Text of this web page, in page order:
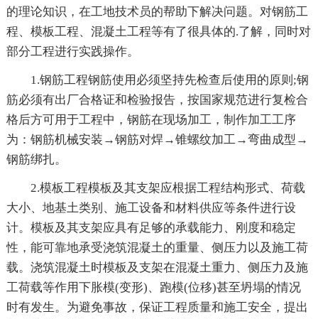
的理论知识，在工地技术员的帮助下解决问题。对钢筋工
程、模板工程、混凝土工程等有了很具体的.了解，同时对
部分工程进行实践操作。
1.钢筋工程钢筋使用必须坚持先检查后使用的原则;钢
筋必须有出厂合格证和检验报告，按国家规范进行复检合
格后方可用于工程中，钢筋在现场加工，制作加工工序
为：钢筋机械安装→钢筋对焊→锥螺纹加工→弯曲成型→
钢筋绑扎。
2.模板工程模板及其支架应根据工程结构形式、荷载
大小、地基土类别、施工设备和材料供应等条件进行设
计。模板及其支架应具有足够的承载能力、刚度和稳定
性，能可靠地承受浇筑混凝土的重量、侧压力以及施工荷
载。浇筑混凝土时模板及支架在混凝土重力、侧压力及施
工荷载等作用下胀模(变形)、跑模(位移)甚至坍塌的情况
时有发生。为避免事故，保证工程质量和施工安全，提出